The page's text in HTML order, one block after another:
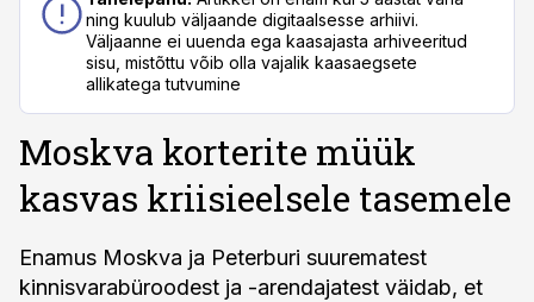
ning kuulub väljaande digitaalsesse arhiivi.
Väljaanne ei uuenda ega kaasajasta arhiveeritud
sisu, mistõttu võib olla vajalik kaasaegsete
allikatega tutvumine
Moskva korterite müük
kasvas kriisieelsele tasemele
Enamus Moskva ja Peterburi suurematest
kinnisvarabüroodest ja -arendajatest väidab, et